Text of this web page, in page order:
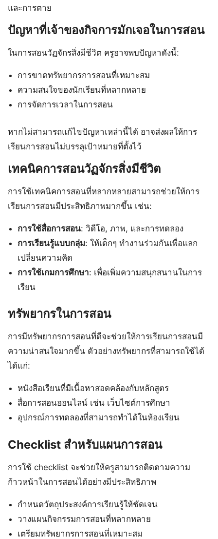
และการตาย
ปัญหาที่เจ้าของกิจการมักเจอในการสอน
ในการสอนวัฏจักรสิ่งมีชีวิต ครูอาจพบปัญหาดังนี้:
การขาดทรัพยากรการสอนที่เหมาะสม
ความสนใจของนักเรียนที่หลากหลาย
การจัดการเวลาในการสอน
หากไม่สามารถแก้ไขปัญหาเหล่านี้ได้ อาจส่งผลให้การ
เรียนการสอนไม่บรรลุเป้าหมายที่ตั้งไว้
เทคนิคการสอนวัฏจักรสิ่งมีชีวิต
การใช้เทคนิคการสอนที่หลากหลายสามารถช่วยให้การ
เรียนการสอนมีประสิทธิภาพมากขึ้น เช่น:
การใช้สื่อการสอน: วิดีโอ, ภาพ, และการทดลอง
การเรียนรู้แบบกลุ่ม: ให้เด็กๆ ทำงานร่วมกันเพื่อแลก
เปลี่ยนความคิด
การใช้เกมการศึกษา: เพื่อเพิ่มความสนุกสนานในการ
เรียน
ทรัพยากรในการสอน
การมีทรัพยากรการสอนที่ดีจะช่วยให้การเรียนการสอนมี
ความน่าสนใจมากขึ้น ตัวอย่างทรัพยากรที่สามารถใช้ได้
ได้แก่:
หนังสือเรียนที่มีเนื้อหาสอดคล้องกับหลักสูตร
สื่อการสอนออนไลน์ เช่น เว็บไซต์การศึกษา
อุปกรณ์การทดลองที่สามารถทำได้ในห้องเรียน
Checklist สำหรับแผนการสอน
การใช้ checklist จะช่วยให้ครูสามารถติดตามความ
ก้าวหน้าในการสอนได้อย่างมีประสิทธิภาพ
กำหนดวัตถุประสงค์การเรียนรู้ให้ชัดเจน
วางแผนกิจกรรมการสอนที่หลากหลาย
เตรียมทรัพยากรการสอนที่เหมาะสม